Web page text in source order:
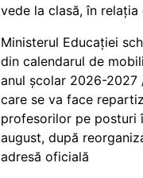
vede la clasă, în relația
Ministerul Educației
din calendarul de
anul școlar 2026-2027
care se va face
profesorilor pe posturi
august, după
adresă oficială